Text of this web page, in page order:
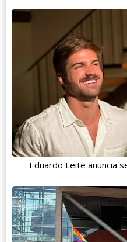
Eduardo Leite anuncia